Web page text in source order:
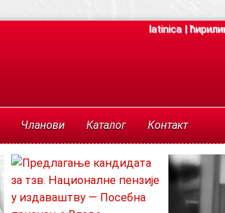
latinica|
Чланови Каталог Контакт